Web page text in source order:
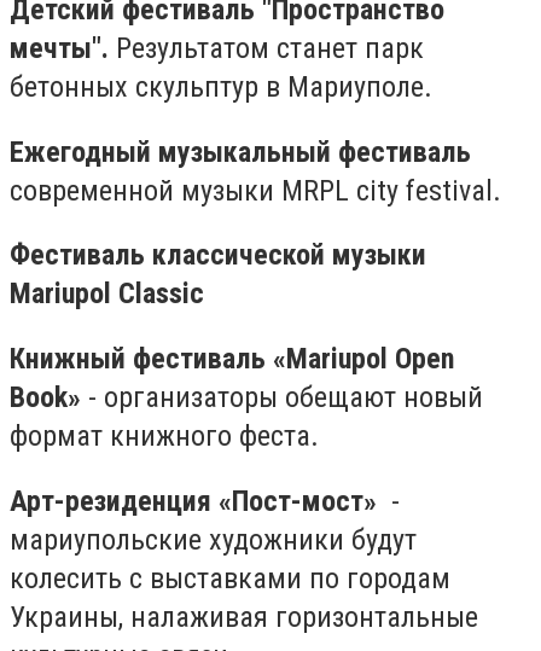
Детский фестиваль "Пространство
мечты". Результатом станет парк
бетонных скульптур в Мариуполе.
Ежегодный музыкальный фестиваль
современной музыки MRPL city festival.
Фестиваль классической музыки
Mariupol Classic
Книжный фестиваль «Mariupol Open
Book» - организаторы обещают новый
формат книжного феста.
Арт-резиденция «Пост-мост» -
мариупольские художники будут
колесить с выставками по городам
Украины, налаживая горизонтальные